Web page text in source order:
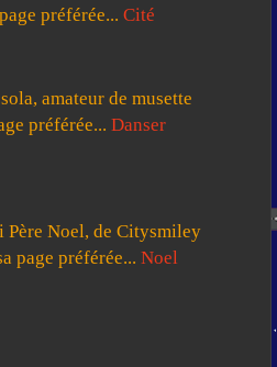
préférée... Cité
amateur de musette
préférée... Danser
Père Noel, de Citysmiley
page préférée... Noel